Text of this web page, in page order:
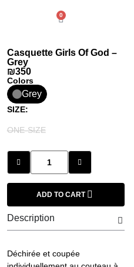
0
Casquette Girls Of God –
Grey
₪350
Colors
Grey
SIZE:
ONE-SIZE
ADD TO CART
Description
Déchirée et coupée